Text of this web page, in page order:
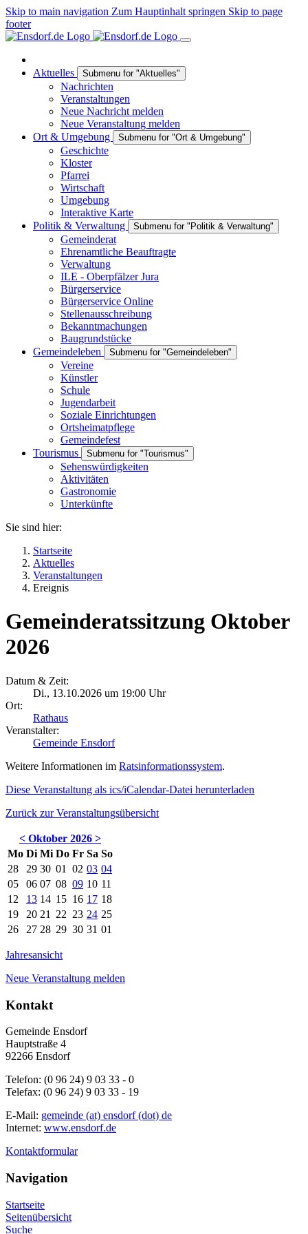
Skip to main navigation Zum Hauptinhalt springen Skip to page
footer
Aktuelles Submenu for "Aktuelles"
Nachrichten
Veranstaltungen
Neue Nachricht melden
Neue Veranstaltung melden
Ort & Umgebung
Submenu for "Ort & Umgebung"
Geschichte
Kloster
Pfarrei
Wirtschaft
Umgebung
Interaktive Karte
Politik & Verwaltung
Submenu for "Politik & Verwaltung"
Gemeinderat
Ehrenamtliche Beauftragte
Verwaltung
ILE - Oberpfälzer Jura
Bürgerservice
Bürgerservice Online
Stellenausschreibung
Bekanntmachungen
Baugrundstücke
Gemeindeleben
Submenu for "Gemeindeleben"
Vereine
Künstler
Schule
Jugendarbeit
Soziale Einrichtungen
Ortsheimatpflege
Gemeindefest
Tourismus
Submenu for "Tourismus"
Sehenswürdigkeiten
Aktivitäten
Gastronomie
Unterkünfte
Sie sind hier:
Startseite
Aktuelles
Veranstaltungen
Ereignis
Gemeinderatssitzung Oktober
2026
Datum & Zeit:
Di., 13.10.2026 um 19:00 Uhr
Ort:
Rathaus
Veranstalter:
Gemeinde Ensdorf
Weitere Informationen im Ratsinformationssystem.
Diese Veranstaltung als ics/iCalendar-Datei herunterladen
Zurück zur Veranstaltungsübersicht
< Oktober 2026 >
Mo Di Mi Do Fr Sa So
28
29 30 01 02 03 04
05
06 07 08 09 10 11
12
13 14 15 16 17 18
19
20 21 22 23 24 25
26
27 28 29 30 31 01
Jahresansicht
Neue Veranstaltung melden
Kontakt
Gemeinde Ensdorf
Hauptstraße 4
92266 Ensdorf
Telefon: (0 96 24) 9 03 33 - 0
Telefax: (0 96 24) 9 03 33 - 19
E-Mail: gemeinde (at) ensdorf (dot) de
Internet: www.ensdorf.de
Kontaktformular
Navigation
Startseite
Seitenübersicht
Suche